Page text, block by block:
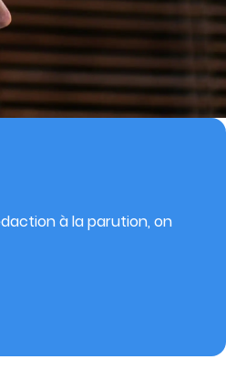
à la parution, on